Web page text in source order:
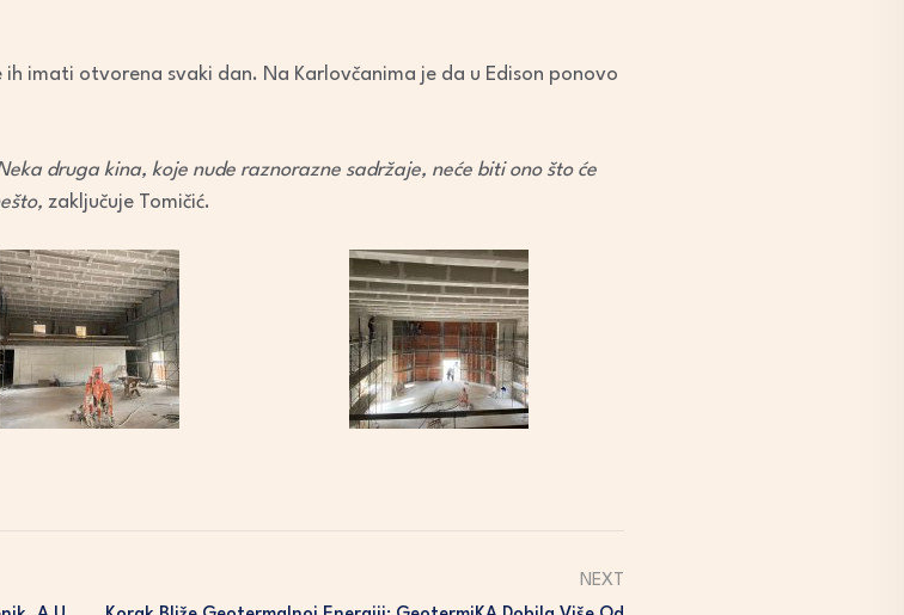
imati otvorena svaki dan. Na Karlovčanima je da u Edison ponovo
druga kina, koje nude raznorazne sadržaje, neće biti ono što će
zaključuje Tomičić.
NEXT